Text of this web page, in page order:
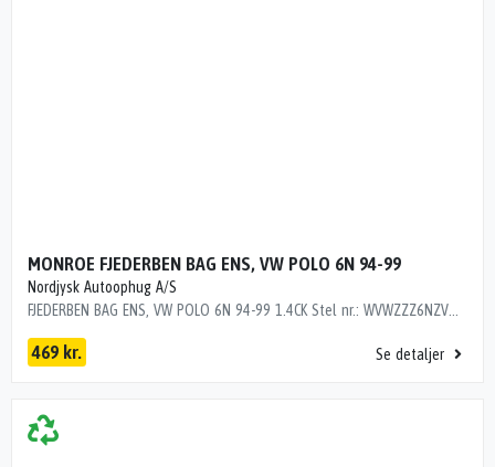
MONROE FJEDERBEN BAG ENS, VW POLO 6N 94-99
Nordjysk Autoophug A/S
469 kr. Se detaljer